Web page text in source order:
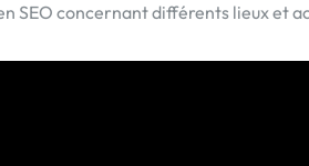
SEO concernant différents lieux et